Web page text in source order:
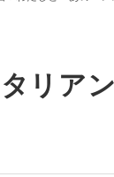
リアン